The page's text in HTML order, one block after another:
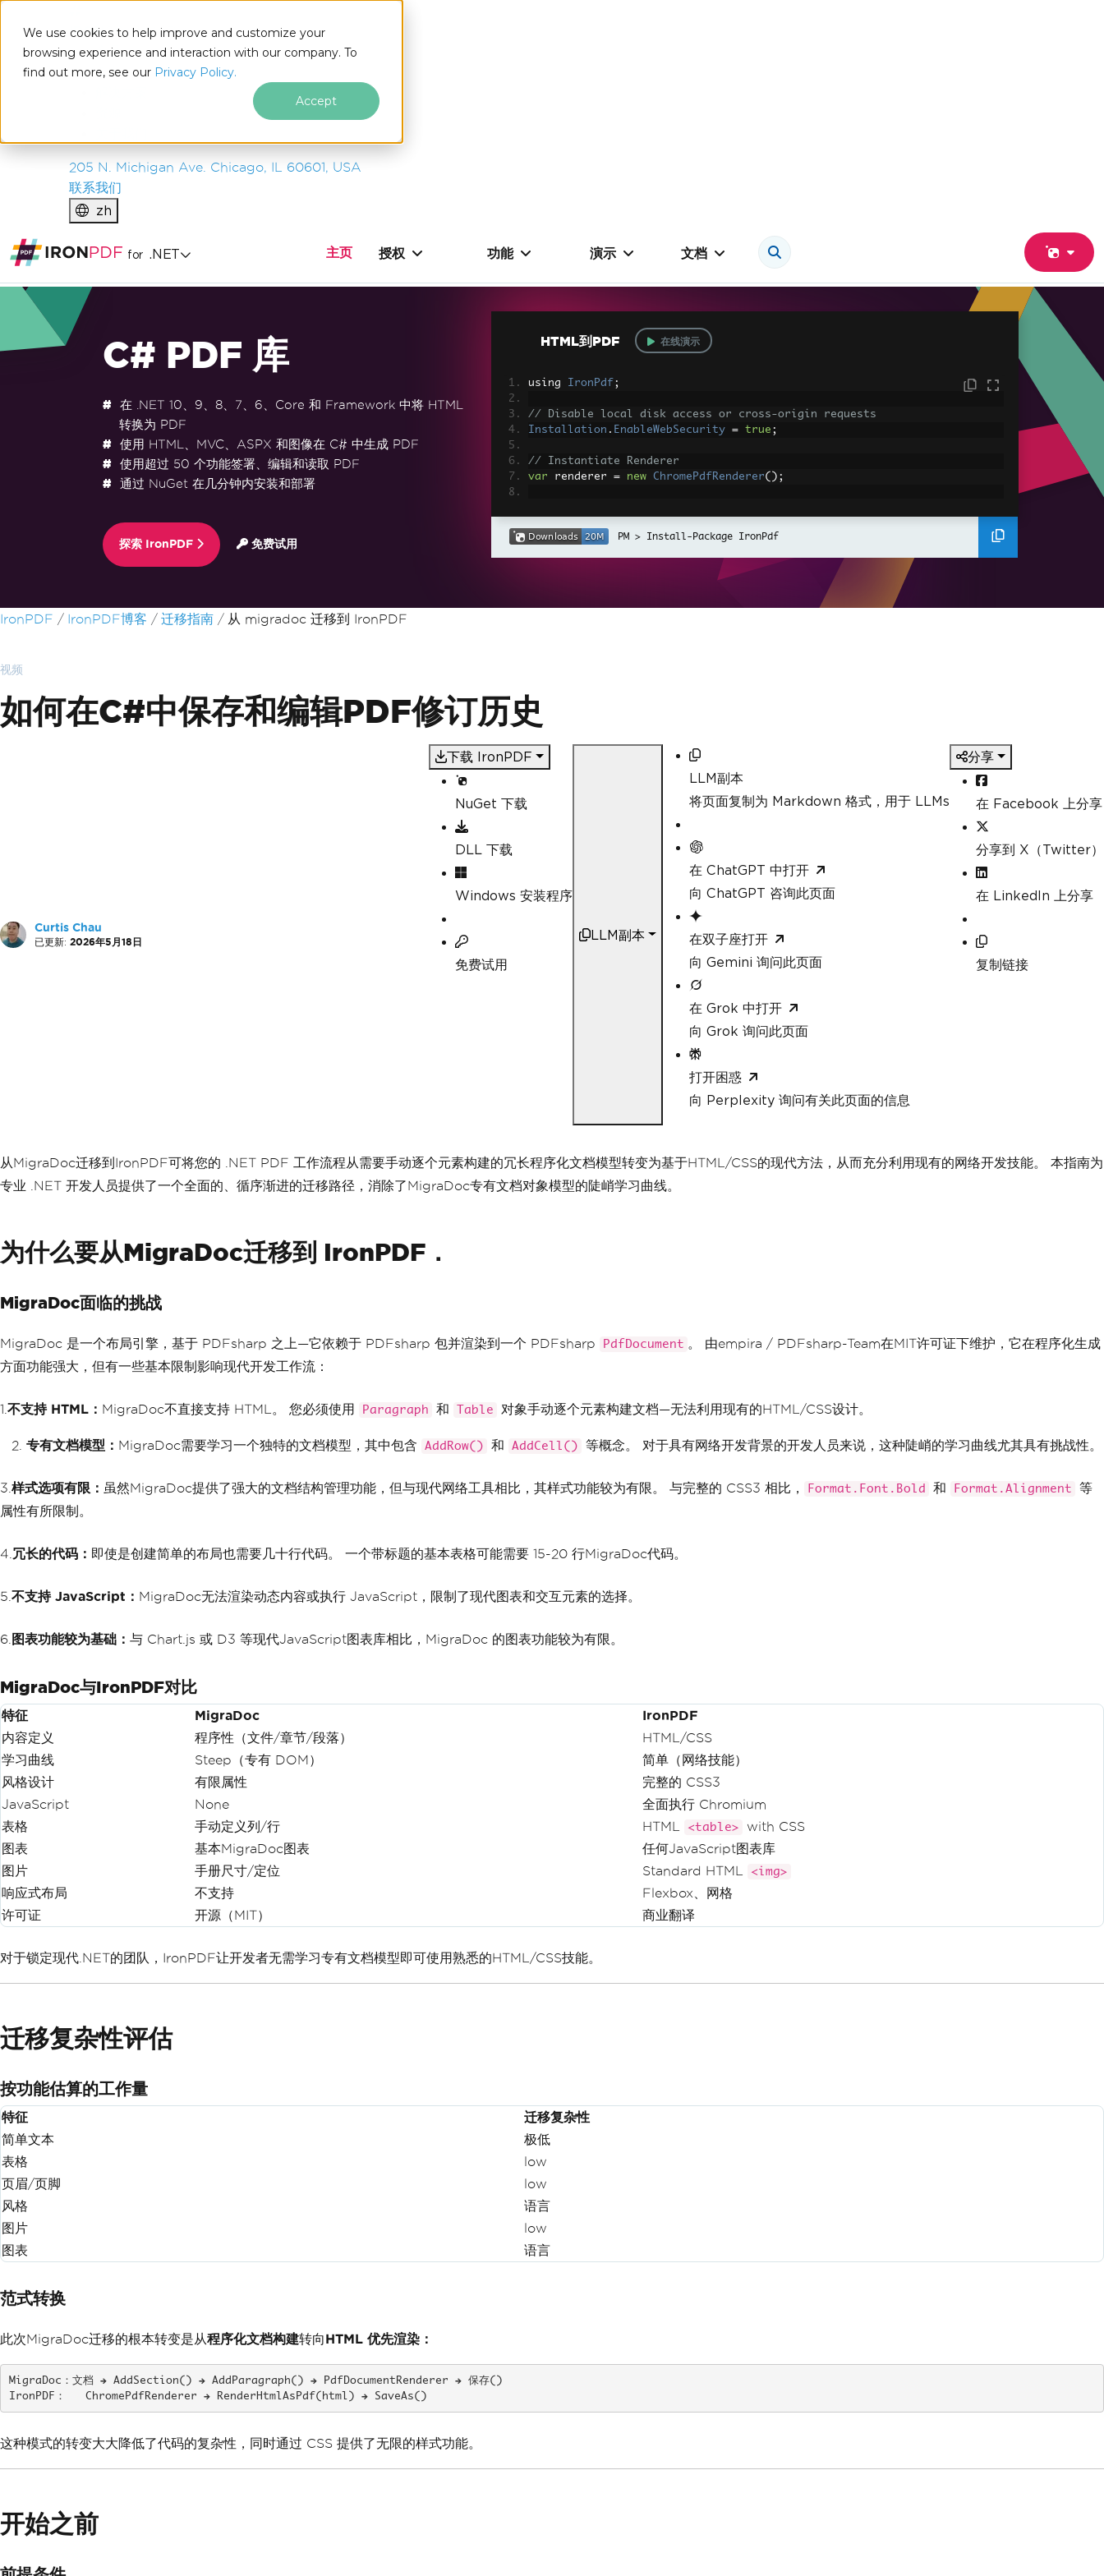
We use cookies to help improve and customize your
browsing experience and interaction with our company. To
find out more, see our Privacy Policy.
Accept
IRONSOFTWARE
产品
企业
205 N. Michigan Ave. Chicago, IL 60601, USA
联系我们
zh
for .NET 主页 授权 功能 演示 文档
C# PDF 库
在 .NET 10、9、8、7、6、Core 和 Framework 中将 HTML
转换为 PDF
使用 HTML、MVC、ASPX 和图像在 C# 中生成 PDF
使用超过 50 个功能签署、编辑和读取 PDF
通过 NuGet 在几分钟内安装和部署
探索 IronPDF 免费试用
HTML到PDF 在线演示
using IronPdf ;
// Disable local disk access or cross-origin requests
Installation . EnableWebSecurity = true ;
// Instantiate Renderer
var renderer = new ChromePdfRenderer();
myAdvancedPdf
Install-Package IronPdf
跳至页脚内容
IronPDF IronPDF博客 迁移指南 从 migradoc 迁移到 IronPDF
视频
如何在C#中保存和编辑PDF修订历史
Curtis Chau
已更新: 2026年5月18日
下载 IronPDF
NuGet 下载
DLL 下载
Windows 安装程序
免费试用
LLM副本
LLM副本
将页面复制为 Markdown 格式，用于 LLMs
在 ChatGPT 中打开
向 ChatGPT 咨询此页面
在双子座打开
向 Gemini 询问此页面
在 Grok 中打开
向 Grok 询问此页面
打开困惑
向 Perplexity 询问有关此页面的信息
分享
在 Facebook 上分享
分享到 X（Twitter）
在 LinkedIn 上分享
复制链接
从MigraDoc迁移到IronPDF可将您的 .NET PDF 工作流程从需要手动逐个元素构建的冗长程序化文档模型转变为基于HTML/CSS的现代方法，从而充分利用现有的网络开发技能。 本指南为
专业 .NET 开发人员提供了一个全面的、循序渐进的迁移路径，消除了MigraDoc专有文档对象模型的陡峭学习曲线。
为什么要从MigraDoc迁移到 IronPDF．
MigraDoc面临的挑战
MigraDoc 是一个布局引擎，基于 PDFsharp 之上—它依赖于 PDFsharp 包并渲染到一个 PDFsharp PdfDocument 。 由empira / PDFsharp-Team在MIT许可证下维护，它在程序化生成
方面功能强大，但有一些基本限制影响现代开发工作流：
1. 不支持 HTML： MigraDoc不直接支持 HTML。 您必须使用 Paragraph 和 Table 对象手动逐个元素构建文档—无法利用现有的HTML/CSS设计。
专有文档模型： MigraDoc需要学习一个独特的文档模型，其中包含 AddRow() 和 AddCell() 等概念。 对于具有网络开发背景的开发人员来说，这种陡峭的学习曲线尤其具有挑战性。
3. 样式选项有限： 虽然MigraDoc提供了强大的文档结构管理功能，但与现代网络工具相比，其样式功能较为有限。 与完整的 CSS3 相比， Format.Font.Bold 和 Format.Alignment
等
属性有所限制。
4. 冗长的代码： 即使是创建简单的布局也需要几十行代码。 一个带标题的基本表格可能需要 15-20 行MigraDoc代码。
5. 不支持 JavaScript： MigraDoc无法渲染动态内容或执行 JavaScript，限制了现代图表和交互元素的选择。
6. 图表功能较为基础： 与 Chart.js 或 D3 等现代JavaScript图表库相比，MigraDoc 的图表功能较为有限。
MigraDoc与IronPDF对比
特征 MigraDoc
IronPDF
内容定义
程序性（文件/章节/段落）
HTML/CSS
学习曲线
Steep（专有 DOM）
简单（网络技能）
风格设计
有限属性
完整的 CSS3
JavaScript
None
全面执行 Chromium
表格
手动定义列/行 HTML <table>
with CSS
图表
基本MigraDoc图表
任何JavaScript图表库
图片
手册尺寸/定位 Standard HTML <img>
响应式布局 不支持
Flexbox、网格
许可证
开源（MIT） 商业翻译
对于锁定现代.NET的团队，IronPDF让开发者无需学习专有文档模型即可使用熟悉的HTML/CSS技能。
迁移复杂性评估
按功能估算的工作量
特征
迁移复杂性
简单文本
极低
表格
low
页眉/页脚
low
风格
语言
图片
low
图表
语言
范式转换
此次MigraDoc迁移的根本转变是从程序化文档构建转向HTML 优先渲染：
MigraDoc：文档 → AddSection() → AddParagraph() → PdfDocumentRenderer → 保存()
IronPDF：   ChromePdfRenderer → RenderHtmlAsPdf(html) → SaveAs()
这种模式的转变大大降低了代码的复杂性，同时通过 CSS 提供了无限的样式功能。
开始之前